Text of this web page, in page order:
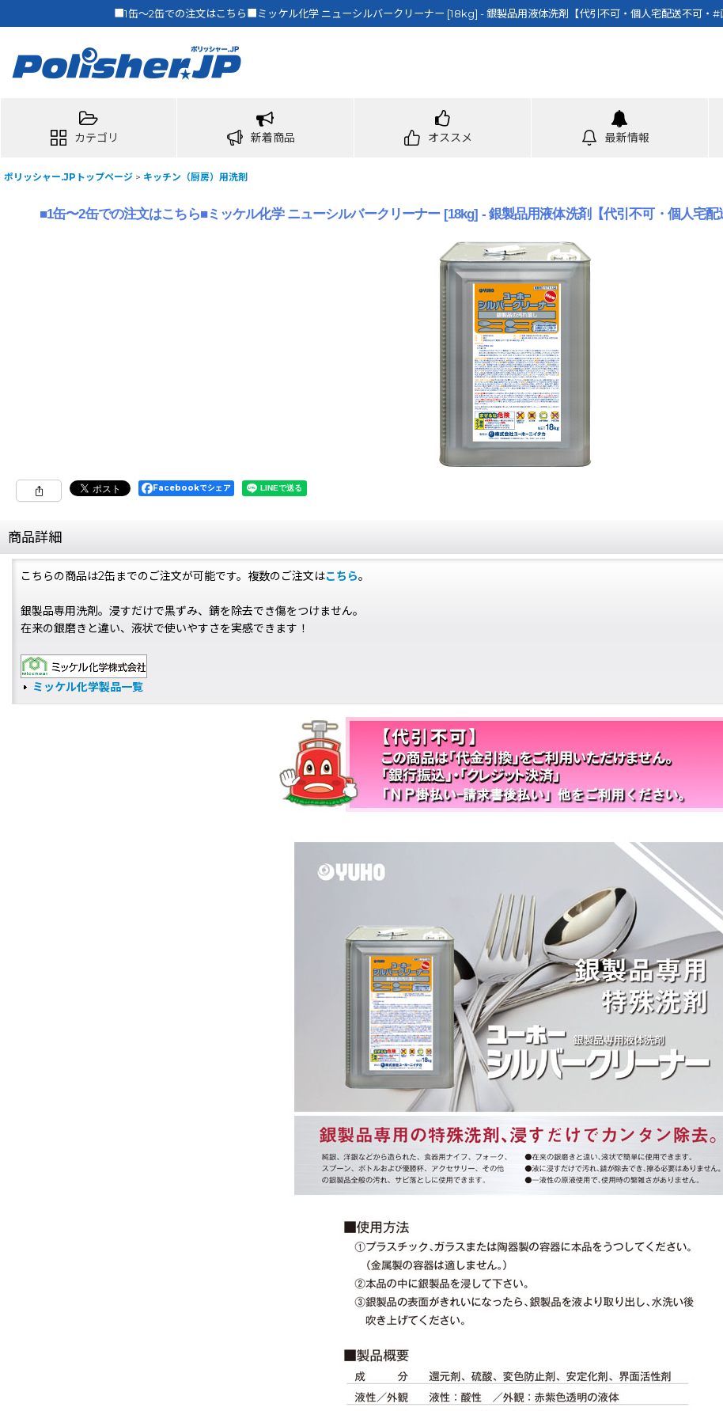
■1缶〜2缶での注文はこちら■ミッケル化学 ニューシルバークリーナー [18kg] - 銀製品用液体洗剤【代引不可・個人宅配送不可・
カテゴリ 新着商品 オススメ 最新情報
ポリッシャー.JPトップページ > キッチン（厨房）用洗剤
■1缶〜2缶での注文はこちら■ミッケル化学 ニューシルバークリーナー [18kg] - 銀製品用液体洗剤【代引不可・個人宅配
Facebookでシェア
商品詳細
こちらの商品は2缶までのご注文が可能です。複数のご注文はこちら。
銀製品専用洗剤。浸すだけで黒ずみ、錆を除去でき傷をつけません。
在来の銀磨きと違い、液状で使いやすさを実感できます！
ミッケル化学製品一覧